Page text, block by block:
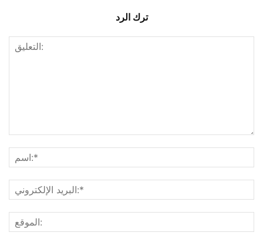
ترك الرد